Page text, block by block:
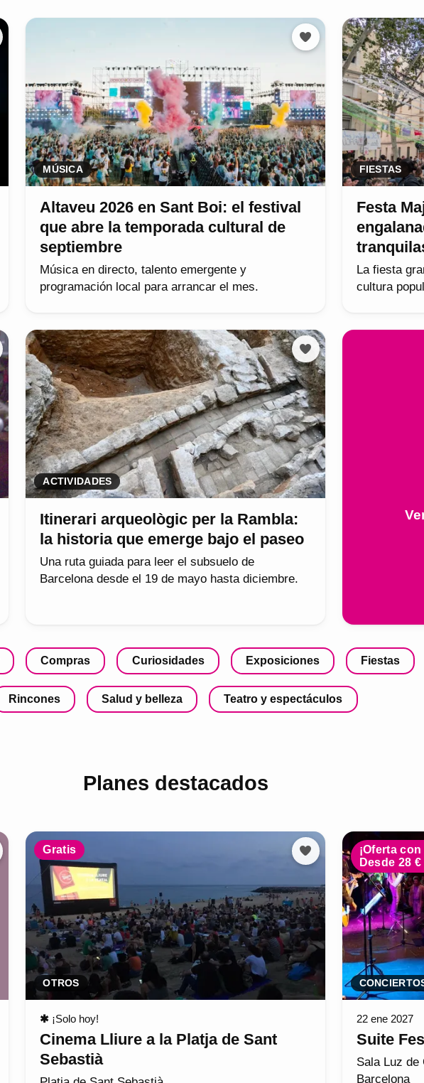
MÚSICA
Altaveu 2026 en Sant Boi: el festival
que abre la temporada cultural de
septiembre
Música en directo, talento emergente y
programación local para arrancar el mes.
FIESTAS
Festa
La fiesta
cultura
ACTIVIDADES
Itinerari arqueològic per la Rambla:
la historia que emerge bajo el paseo
Una ruta guiada para leer el subsuelo de
Barcelona desde el 19 de mayo hasta diciembre.
Compras Curiosidades Exposiciones Fiestas
Rincones Salud y belleza Teatro y espectáculos
Planes destacados
Gratis
OTROS
✱ ¡Solo hoy!
Cinema Lliure a la Platja de Sant
Sebastià
¡Oferta
Desde 28 €
22 ene 2027
Suite
Sala Luz de
Barcelona